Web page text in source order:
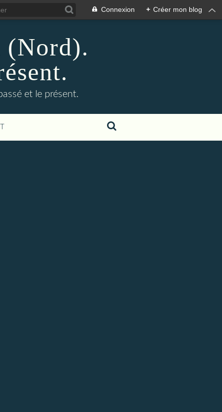
Connexion + Créer mon blog
et le présent.